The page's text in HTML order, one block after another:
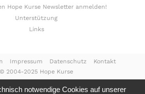
Hope Kurse Newsletter anmelden!
Unterstützung
Links
© 2004-2025 Hope Kurse
Impressum Datenschutz Kontakt
notwendige Cookies auf unserer